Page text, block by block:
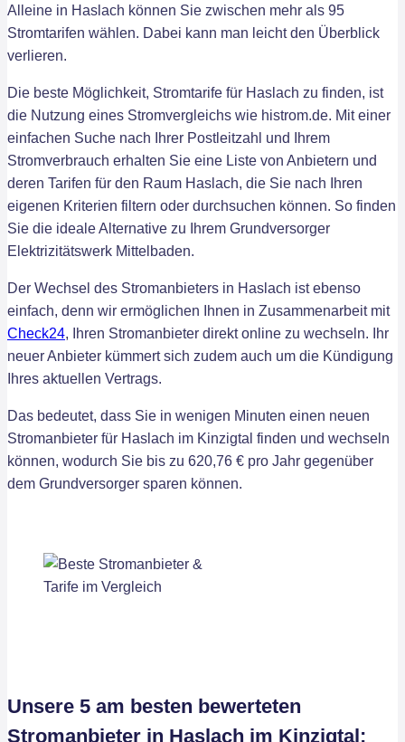
Alleine in Haslach können Sie zwischen mehr als 95
Stromtarifen wählen. Dabei kann man leicht den Überblick
verlieren.
Die beste Möglichkeit, Stromtarife für Haslach zu finden, ist
die Nutzung eines Stromvergleichs wie histrom.de. Mit einer
einfachen Suche nach Ihrer Postleitzahl und Ihrem
Stromverbrauch erhalten Sie eine Liste von Anbietern und
deren Tarifen für den Raum Haslach, die Sie nach Ihren
eigenen Kriterien filtern oder durchsuchen können. So finden
Sie die ideale Alternative zu Ihrem Grundversorger
Elektrizitätswerk Mittelbaden.
Der Wechsel des Stromanbieters in Haslach ist ebenso
einfach, denn wir ermöglichen Ihnen in Zusammenarbeit mit
Check24, Ihren Stromanbieter direkt online zu wechseln. Ihr
neuer Anbieter kümmert sich zudem auch um die Kündigung
Ihres aktuellen Vertrags.
Das bedeutet, dass Sie in wenigen Minuten einen neuen
Stromanbieter für Haslach im Kinzigtal finden und wechseln
können, wodurch Sie bis zu 620,76 € pro Jahr gegenüber
dem Grundversorger sparen können.
Unsere 5 am besten bewerteten
Stromanbieter in Haslach im Kinzigtal: